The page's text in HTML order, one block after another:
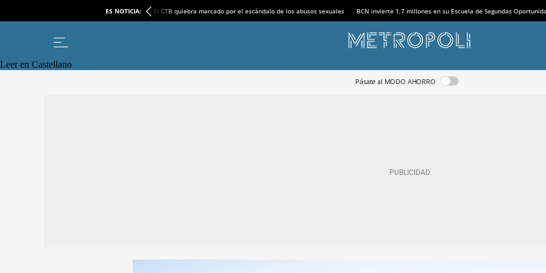
ES NOTICIA: El CTB quiebra marcado por el escándalo de los abusos sexuales BCN invierte 1,7 millones en su Escuela de Segundas
Leer en Castellano
Pásate al MODO AHORRO